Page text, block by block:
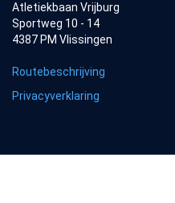
Atletiekbaan Vrijburg
Sportweg 10 - 14
4387 PM Vlissingen
Routebeschrijving
Privacyverklaring